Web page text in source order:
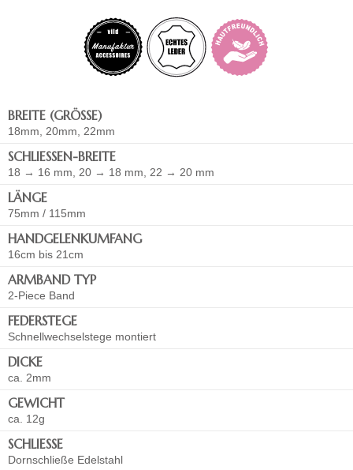
BREITE (GRÖSSE)
18mm, 20mm, 22mm
SCHLIESSEN-BREITE
18 → 16 mm, 20 → 18 mm, 22 → 20 mm
LÄNGE
75mm / 115mm
HANDGELENKUMFANG
16cm bis 21cm
ARMBAND TYP
2-Piece Band
FEDERSTEGE
Schnellwechselstege montiert
DICKE
ca. 2mm
GEWICHT
ca. 12g
SCHLIESSE
Dornschließe Edelstahl